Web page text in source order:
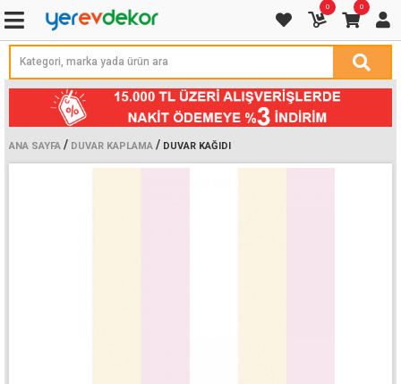
0 0
ANA SAYFA / DUVAR KAPLAMA / DUVAR KAĞIDI